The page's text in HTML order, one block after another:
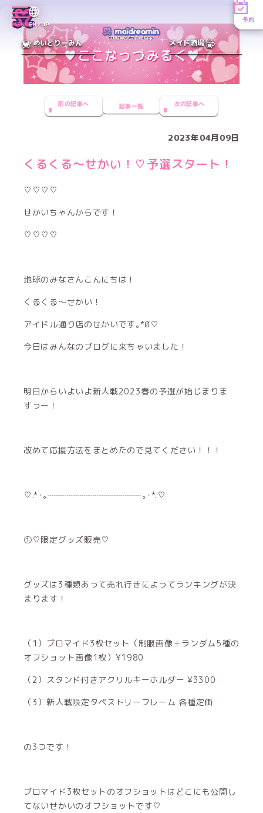
MENUEN／JP
予約
めいどりーみん メイド酒場
前の記事へ 記事一覧 次の記事へ
2023年04月09日
くるくる〜せかい！♡予選スタート！
♡♡♡♡
せかいちゃんからです！
♡♡♡♡
地球のみなさんこんにちは！
くるくる〜せかい！
アイドル通り店のせかいです｡*∅♡
今日はみんなのブログに来ちゃいました！
明日からいよいよ新人戦2023春の予選が始じまりま
すっー！
改めて応援方法をまとめたので見てください！！！
♡.*･｡┈┈┈┈┈┈┈┈┈┈┈｡･*.♡
①♡限定グッズ販売♡
グッズは3種類あって売れ行きによってランキングが決
まります！
（1）ブロマイド3枚セット（制服画像＋ランダム5種の
オフショット画像1枚）¥1980
（2）スタンド付きアクリルキーホルダー ¥3300
（3）新人戦限定タペストリーフレーム 各種定価
の3つです！
ブロマイド3枚セットのオフショットはどこにも公開し
てないせかいのオフショットです♡